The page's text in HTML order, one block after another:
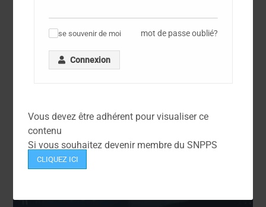
se souvenir de moi mot de passe oublié?
Connexion
Vous devez être adhérent pour visualiser ce
contenu
Si vous souhaitez devenir membre du SNPPS
CLIQUEZ ICI